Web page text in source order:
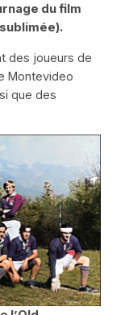
du film
des joueurs de
Montevideo
que des